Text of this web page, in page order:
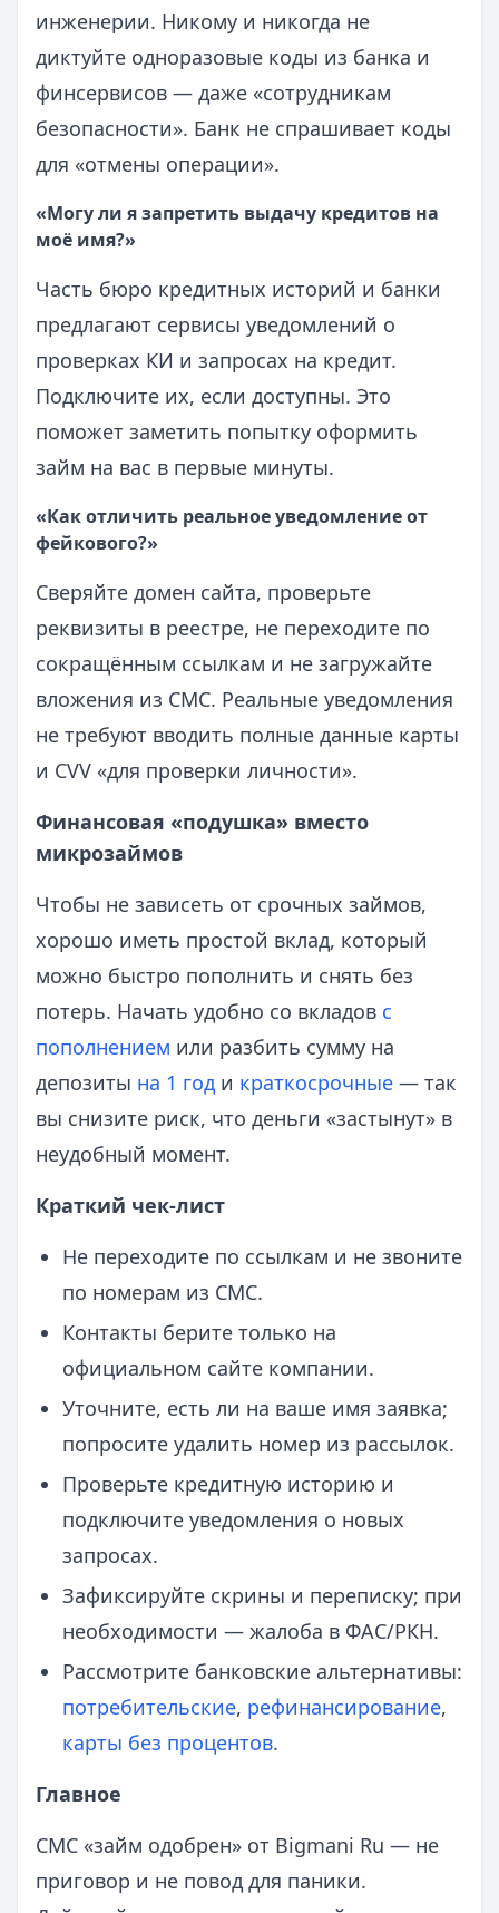
инженерии. Никому и никогда не
диктуйте одноразовые коды из банка и
финсервисов — даже «сотрудникам
безопасности». Банк не спрашивает коды
для «отмены операции».
«Могу ли я запретить выдачу кредитов на
моё имя?»
Часть бюро кредитных историй и банки
предлагают сервисы уведомлений о
проверках КИ и запросах на кредит.
Подключите их, если доступны. Это
поможет заметить попытку оформить
займ на вас в первые минуты.
«Как отличить реальное уведомление от
фейкового?»
Сверяйте домен сайта, проверьте
реквизиты в реестре, не переходите по
сокращённым ссылкам и не загружайте
вложения из СМС. Реальные уведомления
не требуют вводить полные данные карты
и CVV «для проверки личности».
Финансовая «подушка» вместо
микрозаймов
Чтобы не зависеть от срочных займов,
хорошо иметь простой вклад, который
можно быстро пополнить и снять без
потерь. Начать удобно со вкладов с
пополнением или разбить сумму на
депозиты на 1 год и краткосрочные — так
вы снизите риск, что деньги «застынут» в
неудобный момент.
Краткий чек-лист
Не переходите по ссылкам и не звоните
по номерам из СМС.
Контакты берите только на
официальном сайте компании.
Уточните, есть ли на ваше имя заявка;
попросите удалить номер из рассылок.
Проверьте кредитную историю и
подключите уведомления о новых
запросах.
Зафиксируйте скрины и переписку; при
необходимости — жалоба в ФАС/РКН.
Рассмотрите банковские альтернативы:
потребительские, рефинансирование,
карты без процентов.
Главное
СМС «займ одобрен» от Bigmani Ru — не
приговор и не повод для паники.